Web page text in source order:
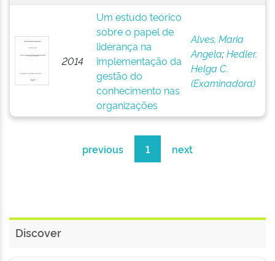
2014
Um estudo teórico
sobre o papel de
liderança na
implementação da
gestão do
conhecimento nas
organizações
Alves, Maria
Angela;Hedler,
Helga C.
(Examinadora)
previous 1 next
Discover